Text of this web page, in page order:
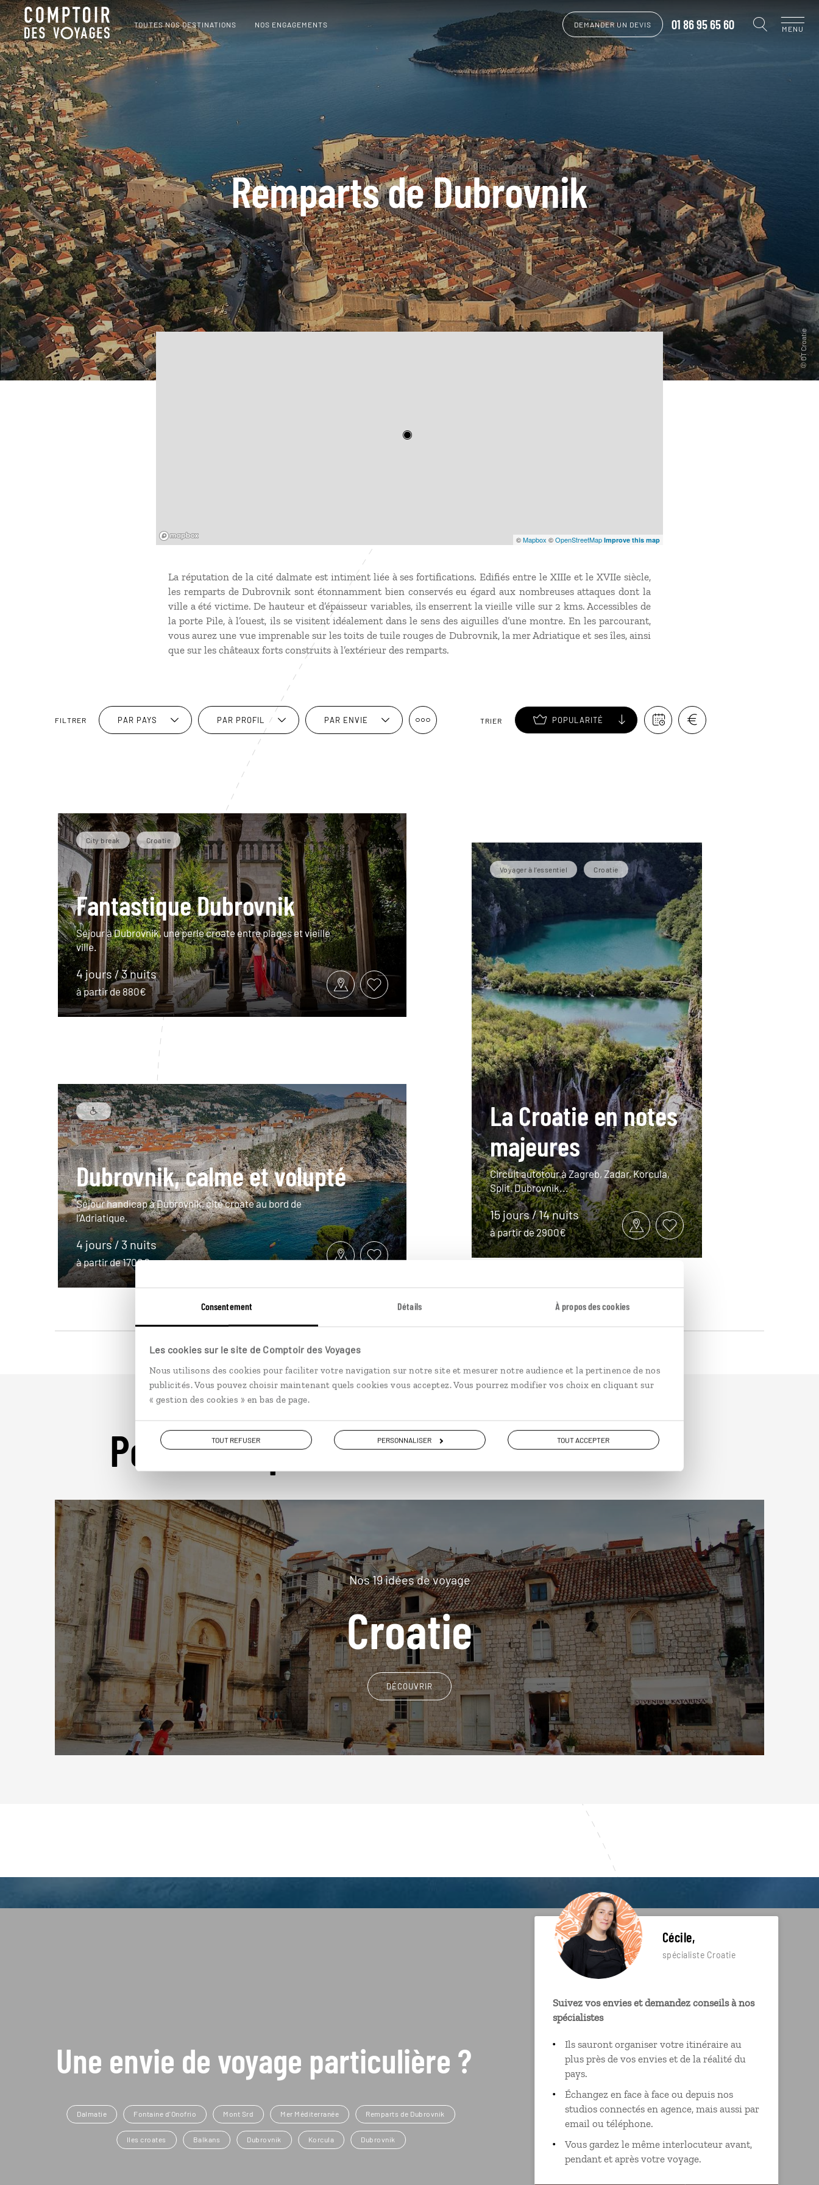
Consentement Détails À propos des cookies
Les cookies sur le site de Comptoir des Voyages
Nous utilisons des cookies pour faciliter votre navigation sur notre site et mesurer notre audience et la pertinence de nos
publicités. Vous pouvez choisir maintenant quels cookies vous acceptez. Vous pourrez modifier vos choix en cliquant sur
« gestion des cookies » en bas de page.
TOUT REFUSER PERSONNALISER TOUT ACCEPTER
TOUTES NOS DESTINATIONS NOS ENGAGEMENTS DEMANDER UN DEVIS 01 86 95 65 60 MENU
Remparts de Dubrovnik
©Mapbox ©OpenStreetMap Improve this map
La réputation de la cité dalmate est intiment liée à ses fortifications. Edifiés entre le XIIIe et le XVIIe siècle,
les remparts de Dubrovnik sont étonnamment bien conservés eu égard aux nombreuses attaques dont la
ville a été victime. De hauteur et d’épaisseur variables, ils enserrent la vieille ville sur 2 kms. Accessibles de
la porte Pile, à l’ouest, ils se visitent idéalement dans le sens des aiguilles d’une montre. En les parcourant,
vous aurez une vue imprenable sur les toits de tuile rouges de Dubrovnik, la mer Adriatique et ses îles, ainsi
que sur les châteaux forts construits à l’extérieur des remparts.
FILTRER PAR PAYS PAR PROFIL PAR ENVIE TRIER POPULARITÉ
City break Croatie
Fantastique Dubrovnik
Séjour à Dubrovnik, une perle croate entre plages et vieille
ville.
4 jours / 3 nuits
à partir de 880€
Dubrovnik, calme et volupté
Séjour handicap à Dubrovnik, cité croate au bord de
l’Adriatique.
4 jours / 3 nuits
à partir de 1700€
Voyager à l’essentiel Croatie
La Croatie en notes
majeures
Circuit autotour à Zagreb, Zadar, Korcula,
Split, Dubrovnik...
15 jours / 14 nuits
à partir de 2900€
Pour aller plus loin
Nos 19 idées de voyage
Croatie
DÉCOUVRIR
Une envie de voyage particulière ?
Dalmatie Fontaine d'Onofrio Mont Srd Mer Méditerranée Remparts de Dubrovnik
Iles croates Balkans Dubrovnik Korcula Dubrovnik
Cécile,
spécialiste Croatie
Suivez vos envies et demandez conseils à nos
spécialistes
Ils sauront organiser votre itinéraire au
plus près de vos envies et de la réalité du
pays.
Échangez en face à face ou depuis nos
studios connectés en agence, mais aussi par
email ou téléphone.
Vous gardez le même interlocuteur avant,
pendant et après votre voyage.